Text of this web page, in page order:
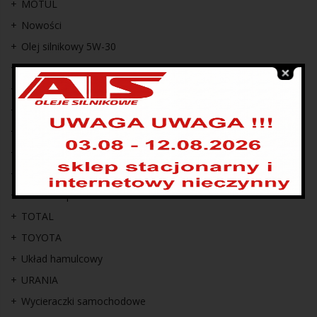
MOTUL
Nowości
Olej silnikowy 5W-30
Oleje silnikowe
PENRITE
Płyn chłodniczy
Promocje
SELENIA
Świece zapłonowe
TOTAL
TOYOTA
Układ hamulcowy
URANIA
Wycieraczki samochodowe